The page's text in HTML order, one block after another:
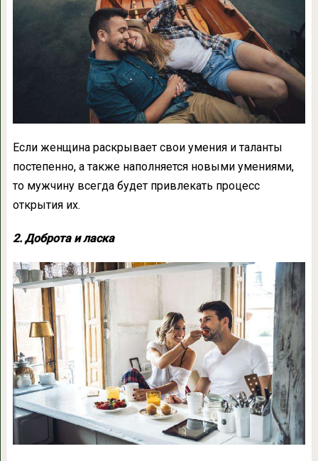
Если женщина раскрывает свои умения и таланты
постепенно, а также наполняется новыми умениями,
то мужчину всегда будет привлекать процесс
открытия их.
2. Доброта и ласка